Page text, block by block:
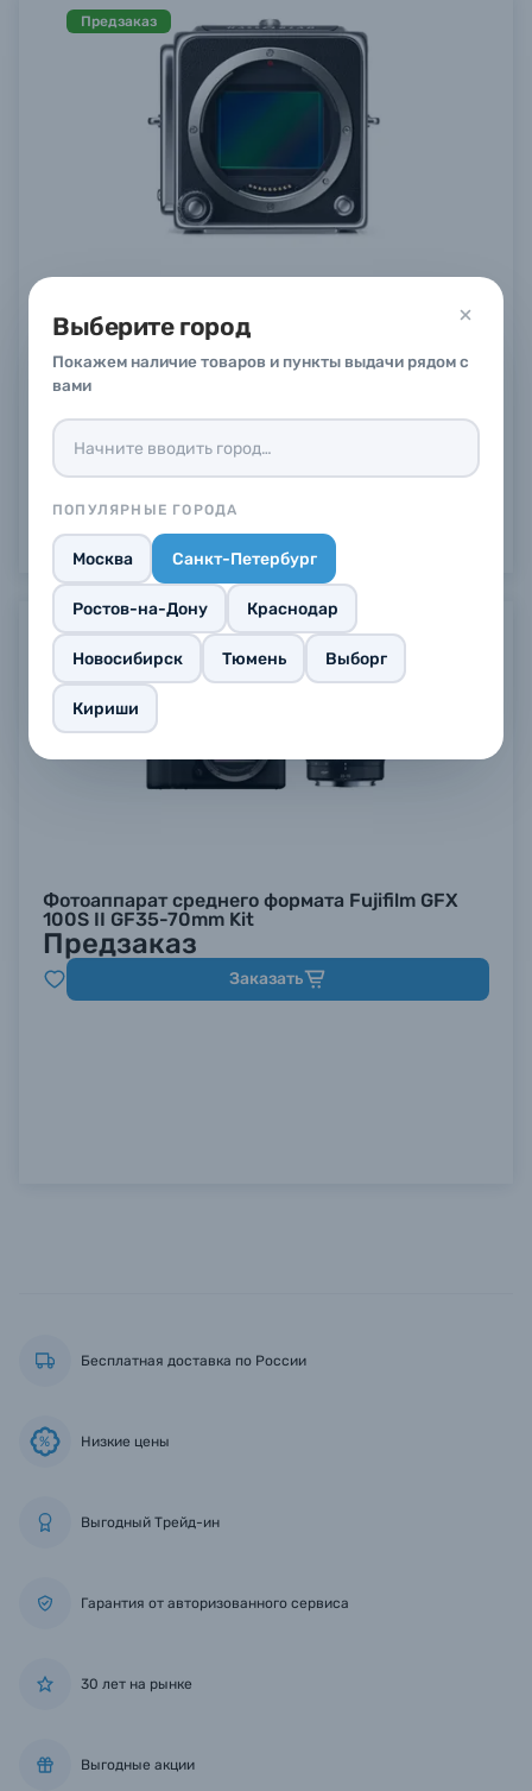
Выберите город
Покажем наличие товаров и пункты выдачи рядом с
вами
ПОПУЛЯРНЫЕ ГОРОДА
Москва Санкт-Петербург
Ростов-на-Дону Краснодар
Новосибирск Тюмень Выборг
Кириши
Предзаказ
Предзаказ
Заказать
Фотоаппарат среднего формата Fujifilm GFX
100S II GF35-70mm Kit
Предзаказ
Заказать
Бесплатная доставка по России
% Низкие цены
Выгодный Трейд-ин
Гарантия от авторизованного сервиса
30 лет на рынке
Выгодные акции